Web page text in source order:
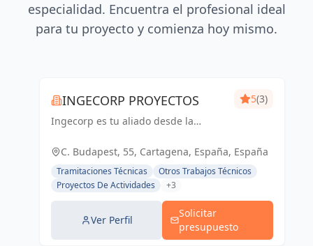
especialidad. Encuentra el profesional ideal
para tu proyecto y comienza hoy mismo.
INGECORP PROYECTOS
Ingecorp es tu aliado desde la
proyecto. Especializados en licencias,
proyectos ejecutivos, reformas y
energía solar. Expertos compr...
5(3)
C. Budapest, 55, Cartagena, España, España
Tramitaciones Técnicas
Otros Trabajos Técnicos
Proyectos De Actividades
+3
Ver Perfil
Solicitar
presupuesto